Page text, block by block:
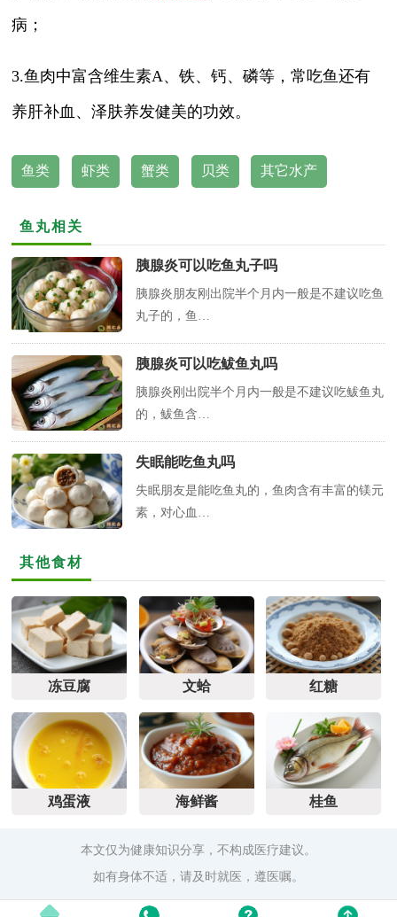
病；
3.鱼肉中富含维生素A、铁、钙、磷等，常吃鱼还有
养肝补血、泽肤养发健美的功效。
鱼类 虾类 蟹类 贝类 其它水产
鱼丸相关
胰腺炎可以吃鱼丸子吗
胰腺炎朋友刚出院半个月内一般是不建议吃鱼
丸子的，鱼…
胰腺炎可以吃鲅鱼丸吗
胰腺炎刚出院半个月内一般是不建议吃鲅鱼丸
的，鲅鱼含…
失眠能吃鱼丸吗
失眠朋友是能吃鱼丸的，鱼肉含有丰富的镁元
素，对心血…
其他食材
冻豆腐 文蛤 红糖
鸡蛋液 海鲜酱 桂鱼
本文仅为健康知识分享，不构成医疗建议。
如有身体不适，请及时就医，遵医嘱。